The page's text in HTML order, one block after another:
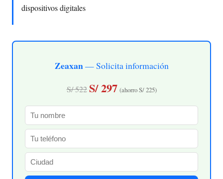
dispositivos digitales
Zeaxan— Solicita información
S/ 522 S/ 297 (ahorro S/ 225)